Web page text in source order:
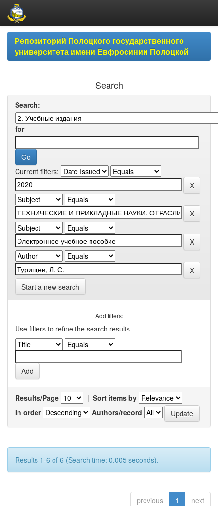
Skip
navigationРепозиторий Полоцкого государственного
университета имени Евфросинии Полоцкой
Search
Search:
for
Current filters:
Start a new search
Add filters:
Use filters to refine the search results.
Results/Page | Sort items by
In order
Authors/record
Results 1-6 of 6 (Search time: 0.005 seconds).
previous 1 next